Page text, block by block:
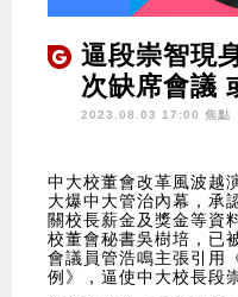
逼段崇智現
次缺席會議
2023.08.03 17:00 焦點
中大校董會改革風波越
大爆中大管治內幕，承
關校長薪金及獎金等資
校董會秘書吳樹培，已
會議員管浩鳴主張引用
例》，逼使中大校長段